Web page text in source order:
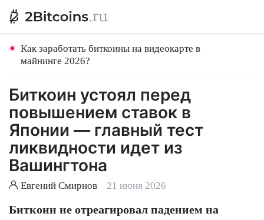
Как заработать биткоины на видеокарте в
майнинге 2026?
Биткоин устоял перед
повышением ставок в
Японии — главный тест
ликвидности идет из
Вашингтона
Евгений Смирнов 21 июня 2026
Биткоин не отреагировал падением на